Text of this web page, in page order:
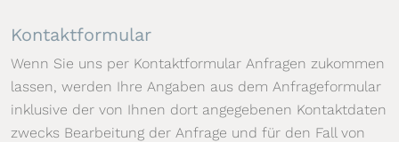
Kontaktformular
Wenn Sie uns per Kontaktformular Anfragen zukommen
lassen, werden Ihre Angaben aus dem Anfrageformular
inklusive der von Ihnen dort angegebenen Kontaktdaten
zwecks Bearbeitung der Anfrage und für den Fall von